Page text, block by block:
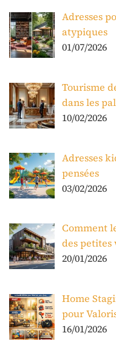
Adresses
atypiques
01/07/2026
Tourisme
dans les
10/02/2026
Adresses
pensées
03/02/2026
Comment
des petites
20/01/2026
Home
pour
16/01/2026